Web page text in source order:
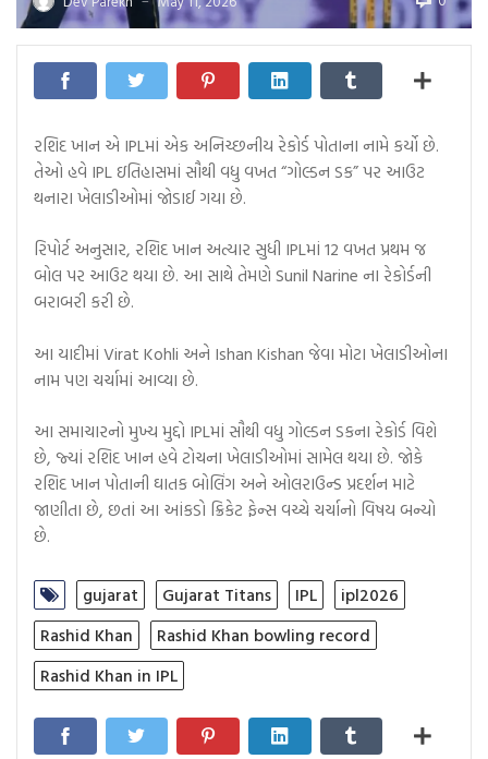
રશિદ ખાન એ IPLમાં એક અનિચ્છનીય રેકોર્ડ પોતાના નામે કર્યો છે.
તેઓ હવે IPL ઇતિહાસમાં સૌથી વધુ વખત “ગોલ્ડન ડક” પર આઉટ
થનારા ખેલાડીઓમાં જોડાઈ ગયા છે.
રિપોર્ટ અનુસાર, રશિદ ખાન અત્યાર સુધી IPLમાં 12 વખત પ્રથમ જ
બોલ પર આઉટ થયા છે. આ સાથે તેમણે Sunil Narine ના રેકોર્ડની
બરાબરી કરી છે.
આ યાદીમાં Virat Kohli અને Ishan Kishan જેવા મોટા ખેલાડીઓના
નામ પણ ચર્ચામાં આવ્યા છે.
આ સમાચારનો મુખ્ય મુદ્દો IPLમાં સૌથી વધુ ગોલ્ડન ડકના રેકોર્ડ વિશે
છે, જ્યાં રશિદ ખાન હવે ટોચના ખેલાડીઓમાં સામેલ થયા છે. જોકે
રશિદ ખાન પોતાની ઘાતક બોલિંગ અને ઓલરાઉન્ડ પ્રદર્શન માટે
જાણીતા છે, છતાં આ આંકડો ક્રિકેટ ફેન્સ વચ્ચે ચર્ચાનો વિષય બન્યો
છે.
gujarat Gujarat Titans IPL
ipl2026
Rashid Khan
Rashid Khan bowling record
Rashid Khan in IPL